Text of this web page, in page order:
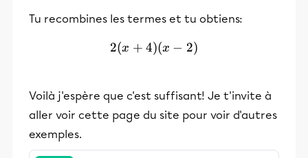
Tu recombines les termes et tu obtiens:
2(x + 4)(x - 2)
2(x + 4)(x − 2)
Voilà j'espère que c'est suffisant! Je t'invite à
aller voir cette page du site pour voir d'autres
exemples.